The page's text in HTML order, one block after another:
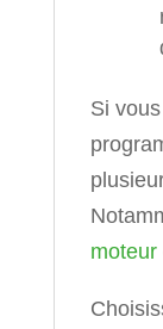
Si
moteur